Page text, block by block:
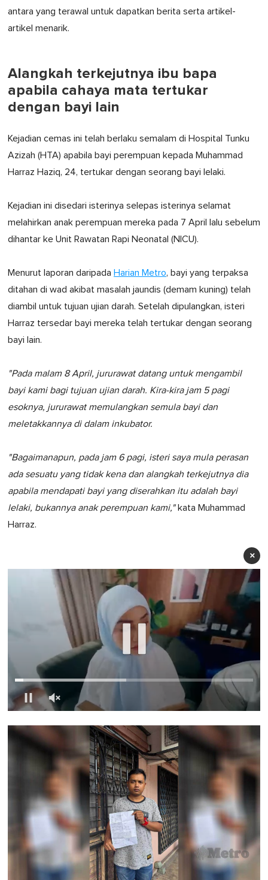
antara yang terawal untuk dapatkan berita serta artikel-
artikel menarik.
Alangkah terkejutnya ibu bapa
apabila cahaya mata tertukar
dengan bayi lain
Kejadian cemas ini telah berlaku semalam di Hospital Tunku
Azizah (HTA) apabila bayi perempuan kepada Muhammad
Harraz Haziq, 24, tertukar dengan seorang bayi lelaki.
Kejadian ini disedari isterinya selepas isterinya selamat
melahirkan anak perempuan mereka pada 7 April lalu sebelum
dihantar ke Unit Rawatan Rapi Neonatal (NICU).
Menurut laporan daripada Harian Metro, bayi yang terpaksa
ditahan di wad akibat masalah jaundis (demam kuning) telah
diambil untuk tujuan ujian darah. Setelah dipulangkan, isteri
Harraz tersedar bayi mereka telah tertukar dengan seorang
bayi lain.
"Pada malam 8 April, jururawat datang untuk mengambil
bayi kami bagi tujuan ujian darah. Kira-kira jam 5 pagi
esoknya, jururawat memulangkan semula bayi dan
meletakkannya di dalam inkubator.
"Bagaimanapun, pada jam 6 pagi, isteri saya mula perasan
ada sesuatu yang tidak kena dan alangkah terkejutnya dia
apabila mendapati bayi yang diserahkan itu adalah bayi
lelaki, bukannya anak perempuan kami,"kata Muhammad
Harraz.
×
of